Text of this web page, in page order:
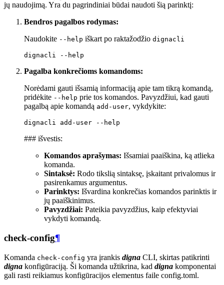
jų naudojimą. Yra du pagrindiniai būdai naudoti šią parinktį:
Bendros pagalbos rodymas:
Naudokite --help iškart po raktažodžio dignacli
dignacli
Pagalba konkrečioms komandoms:
Norėdami gauti išsamią informaciją apie tam tikrą komandą,
pridėkite --help prie tos komandos. Pavyzdžiui, kad gauti
pagalbą apie komandą add-user, vykdykite:
dignacli add-user
### išvestis:
Komandos aprašymas: Išsamiai paaiškina, ką atlieka
komanda.
Sintaksė: Rodo tikslią sintaksę, įskaitant privalomus ir
pasirenkamus argumentus.
Parinktys: Išvardina konkrečias komandos parinktis ir
jų paaiškinimus.
Pavyzdžiai: Pateikia pavyzdžius, kaip efektyviai
vykdyti komandą.
check-config¶
Komanda check-config yra įrankis digna CLI, skirtas patikrinti
digna konfigūraciją. Ši komanda užtikrina, kad digna komponentai
gali rasti reikiamus konfigūracijos elementus faile config.toml.